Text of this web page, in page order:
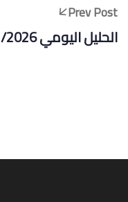
Prev Post
الحليل اليومي 30/1/2026